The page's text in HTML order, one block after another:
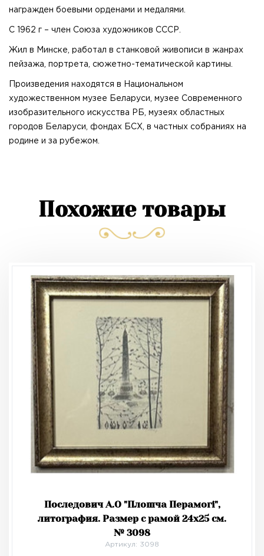
награжден боевыми орденами и медалями.
С 1962 г – член Союза художников СССР.
Жил в Минске, работал в станковой живописи в жанрах
пейзажа, портрета, сюжетно-тематической картины.
Произведения находятся в Национальном
художественном музее Беларуси, музее Современного
изобразительного искусства РБ, музеях областных
городов Беларуси, фондах БСХ, в частных собраниях на
родине и за рубежом.
Похожие товары
Последович А.О "Плошча Перамогі",
литография. Размер с рамой 24х25 см.
№ 3098
Артикул: 3098